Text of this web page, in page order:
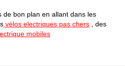
de bon plan en allant dans les
vélos electriques pas chers , des
mobiles